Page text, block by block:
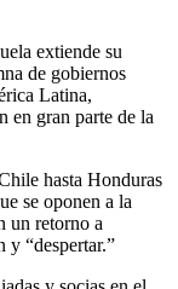
extiende su
de gobiernos
Latina,
en gran parte de la
hasta Honduras
se oponen a la
un retorno a
y “despertar.”